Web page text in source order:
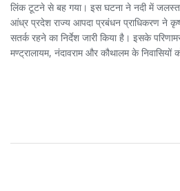
लिंक टूटने से बह गया। इस घटना ने नदी में
आंध्र प्रदेश राज्य आपदा प्रबंधन प्राधिकरण ने
सतर्क रहने का निर्देश जारी किया है। इसके
मण्ट्रालायम, नंदावराम और कौथालम के